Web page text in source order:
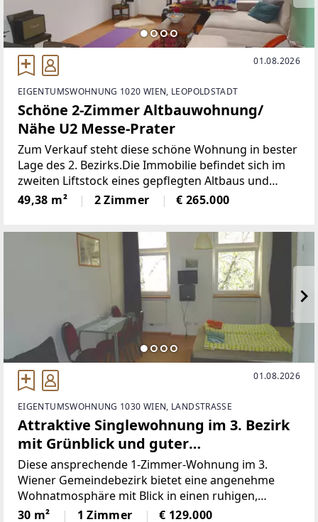
01.08.2026
EIGENTUMSWOHNUNG 1020 WIEN, LEOPOLDSTADT
Schöne 2-Zimmer Altbauwohnung/
Nähe U2 Messe-Prater
Zum Verkauf steht diese schöne Wohnung in bester
Lage des 2. Bezirks.Die Immobilie befindet sich im
zweiten Liftstock eines gepflegten Altbaus und
wurde 2021 umfassend saniert.Dank der
großzügigen Raumhöhe von 3,40 m, mit
49,38 m² 2 Zimmer € 265.000
01.08.2026
EIGENTUMSWOHNUNG 1030 WIEN, LANDSTRASSE
Attraktive Singlewohnung im 3. Bezirk
mit Grünblick und guter
Verkehrsanbindung
Diese ansprechende 1-Zimmer-Wohnung im 3.
Wiener Gemeindebezirk bietet eine angenehme
Wohnatmosphäre mit Blick in einen ruhigen,
begrünten Innenhof.Die Wohnung befindet sich im
30 m² 1 Zimmer € 129.000